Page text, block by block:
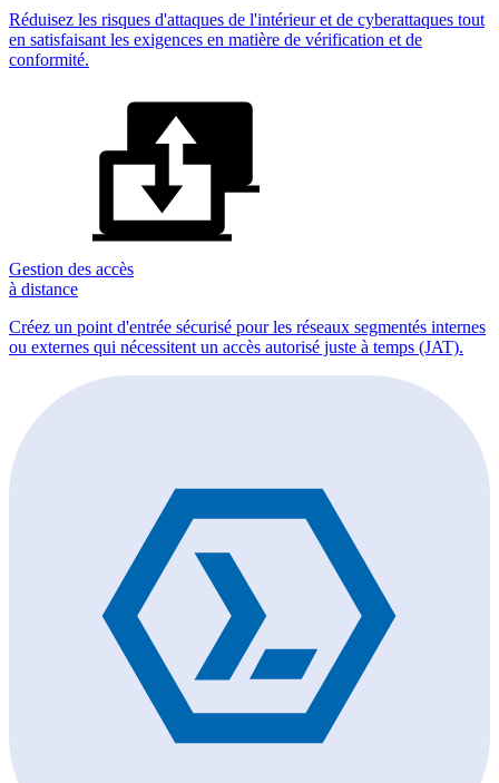
Réduisez les risques d'attaques de l'intérieur et de cyberattaques tout
en satisfaisant les exigences en matière de vérification et de
conformité.
Gestion des accès
à distance
Créez un point d'entrée sécurisé pour les réseaux segmentés internes
ou externes qui nécessitent un accès autorisé juste à temps (JAT).